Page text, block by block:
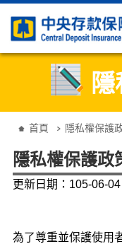
首頁 隱私權保護
隱私權保護政
更新日期：105-06-04
為了尊重並保護使用